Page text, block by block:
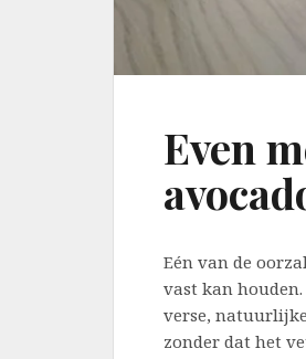
Even
Eén van de
vast kan
verse,
zonder dat het